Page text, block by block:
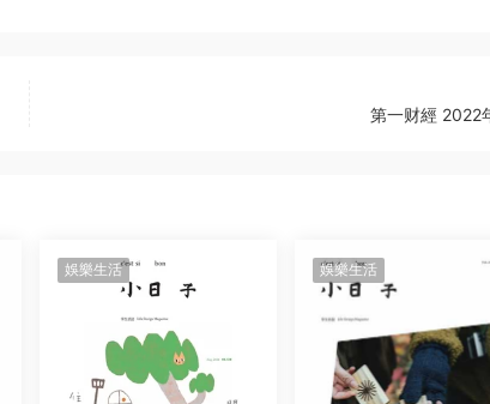
第一财經 2022
娛樂生活 娛樂生活